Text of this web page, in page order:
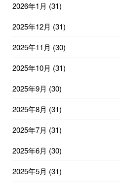
2026年1月 (31)
2025年12月 (31)
2025年11月 (30)
2025年10月 (31)
2025年9月 (30)
2025年8月 (31)
2025年7月 (31)
2025年6月 (30)
2025年5月 (31)